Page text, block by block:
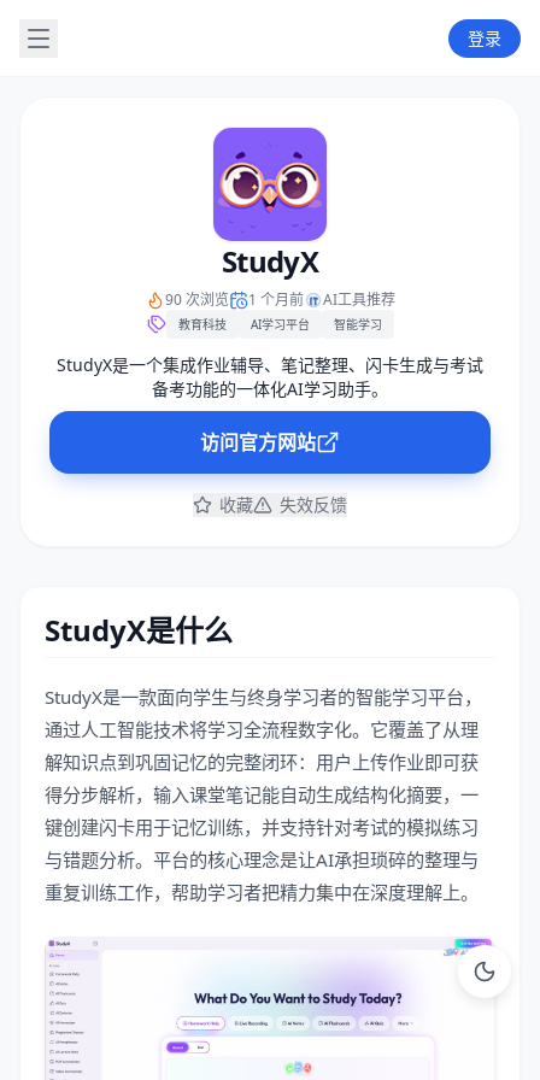
登录
StudyX
90 次浏览 1 个月前 AI工具推荐
教育科技 AI学习平台 智能学习
StudyX是一个集成作业辅导、笔记整理、闪卡生成与考试
备考功能的一体化AI学习助手。
访问官方网站
收藏 失效反馈
StudyX是什么
StudyX是一款面向学生与终身学习者的智能学习平台，
通过人工智能技术将学习全流程数字化。它覆盖了从理
解知识点到巩固记忆的完整闭环：用户上传作业即可获
得分步解析，输入课堂笔记能自动生成结构化摘要，一
键创建闪卡用于记忆训练，并支持针对考试的模拟练习
与错题分析。平台的核心理念是让AI承担琐碎的整理与
重复训练工作，帮助学习者把精力集中在深度理解上。